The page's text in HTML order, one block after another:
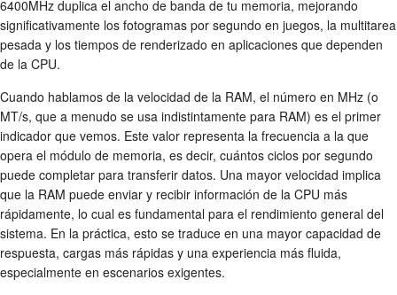
6400MHz duplica el ancho de banda de tu memoria, mejorando
significativamente los fotogramas por segundo en juegos, la multitarea
pesada y los tiempos de renderizado en aplicaciones que dependen
de la CPU.
Cuando hablamos de la velocidad de la RAM, el número en MHz (o
MT/s, que a menudo se usa indistintamente para RAM) es el primer
indicador que vemos. Este valor representa la frecuencia a la que
opera el módulo de memoria, es decir, cuántos ciclos por segundo
puede completar para transferir datos. Una mayor velocidad implica
que la RAM puede enviar y recibir información de la CPU más
rápidamente, lo cual es fundamental para el rendimiento general del
sistema. En la práctica, esto se traduce en una mayor capacidad de
respuesta, cargas más rápidas y una experiencia más fluida,
especialmente en escenarios exigentes.